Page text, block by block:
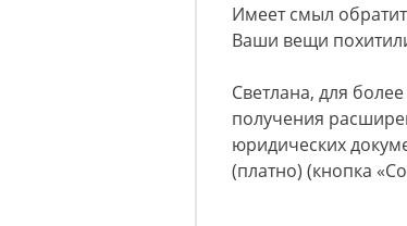
Имеет смыл
Ваши вещи
Светлана, для
получения
юридических
(платно) (кнопка